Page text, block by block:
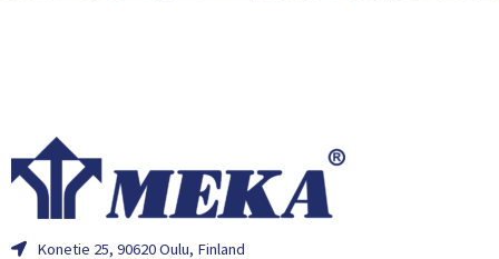
Konetie 25, 90620 Oulu, Finland